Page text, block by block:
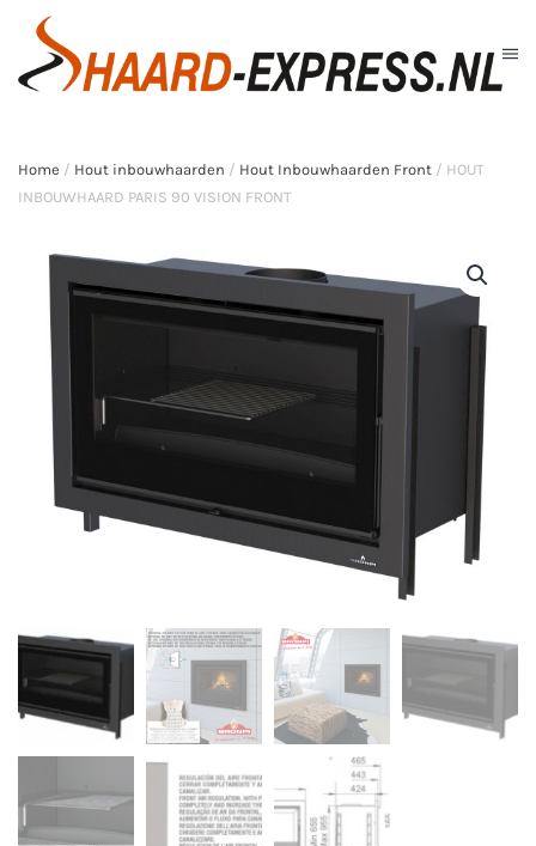
Skip to main content
Home / Hout inbouwhaarden / Hout Inbouwhaarden Front / HOUT
INBOUWHAARD PARIS 90 VISION FRONT